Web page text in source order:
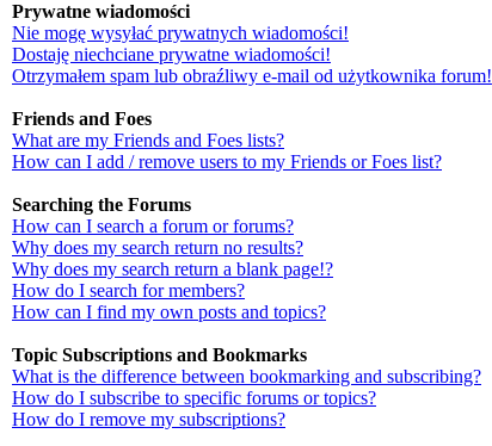
Prywatne wiadomości
Nie mogę wysyłać prywatnych wiadomości!
Dostaję niechciane prywatne wiadomości!
Otrzymałem spam lub obraźliwy e-mail od użytkownika forum!
Friends and Foes
What are my Friends and Foes lists?
How can I add / remove users to my Friends or Foes list?
Searching the Forums
How can I search a forum or forums?
Why does my search return no results?
Why does my search return a blank page!?
How do I search for members?
How can I find my own posts and topics?
Topic Subscriptions and Bookmarks
What is the difference between bookmarking and subscribing?
How do I subscribe to specific forums or topics?
How do I remove my subscriptions?